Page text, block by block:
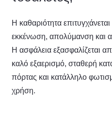
Η καθαριότητα
εκκένωση, απολύμανση και
Η ασφάλεια εξασφαλίζεται
καλό εξαερισμό, σταθερή
πόρτας και κατάλληλο
χρήση.